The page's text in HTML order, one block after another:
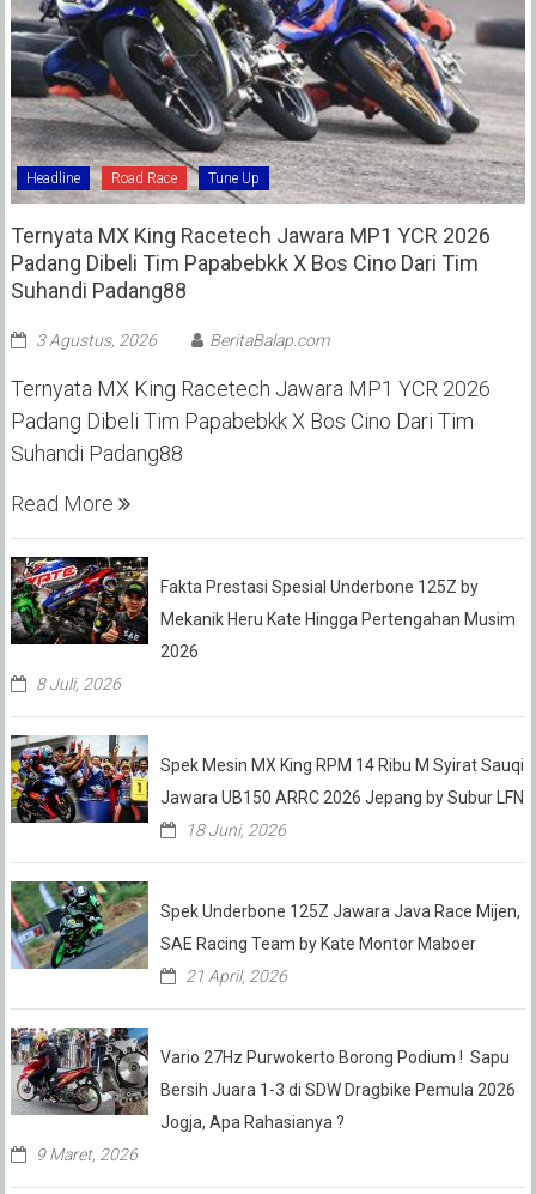
Headline Road Race Tune Up
Ternyata MX King Racetech Jawara MP1 YCR 2026
Padang Dibeli Tim Papabebkk X Bos Cino Dari Tim
Suhandi Padang88
3 Agustus, 2026 BeritaBalap.com
Ternyata MX King Racetech Jawara MP1 YCR 2026
Padang Dibeli Tim Papabebkk X Bos Cino Dari Tim
Suhandi Padang88
Read More
Fakta Prestasi Spesial Underbone 125Z by
Mekanik Heru Kate Hingga Pertengahan Musim
2026
8 Juli, 2026
Spek Mesin MX King RPM 14 Ribu M Syirat Sauqi
Jawara UB150 ARRC 2026 Jepang by Subur LFN
18 Juni, 2026
Spek Underbone 125Z Jawara Java Race Mijen,
SAE Racing Team by Kate Montor Maboer
21 April, 2026
Vario 27Hz Purwokerto Borong Podium ! Sapu
Bersih Juara 1-3 di SDW Dragbike Pemula 2026
Jogja, Apa Rahasianya ?
9 Maret, 2026